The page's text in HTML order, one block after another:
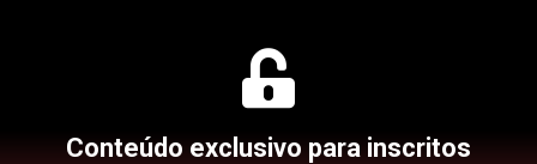
Conteúdo exclusivo para inscritos